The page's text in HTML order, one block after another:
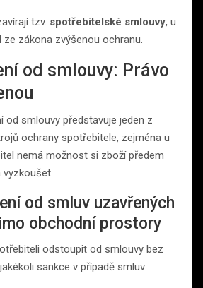
tzv. spotřebitelské smlouvy, u
zákona zvýšenou ochranu.
od smlouvy: Právo
od smlouvy představuje jeden z
ochrany spotřebitele, zejména u
nemá možnost si zboží předem
vyzkoušet.
od smluv uzavřených
obchodní prostory
odstoupit od smlouvy bez
sankce v případě smluv